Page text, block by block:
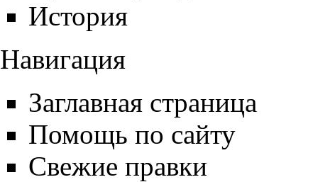
История
Навигация
Заглавная страница
Помощь по сайту
Свежие правки